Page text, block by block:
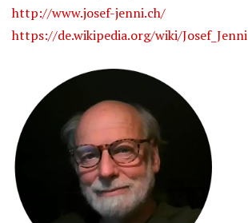
http://www.josef-jenni.ch/
https://de.wikipedia.org/wiki/Josef_Jenni